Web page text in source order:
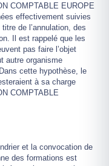
COMPTABLE EUROPE
effectivement suivies
de l’annulation, des
Il est rappelé que les
pas faire l’objet
autre organisme
cette hypothèse, le
à sa charge
COMPTABLE
et la convocation de
des formations est